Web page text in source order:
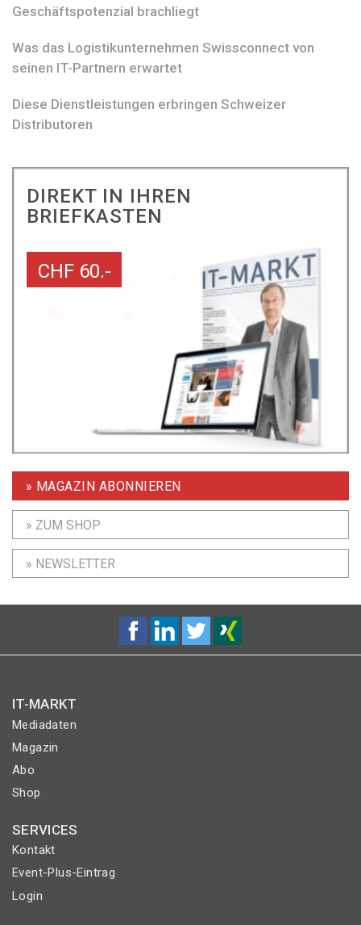
Geschäftspotenzial brachliegt
Was das Logistikunternehmen Swissconnect von
seinen IT-Partnern erwartet
Diese Dienstleistungen erbringen Schweizer
Distributoren
DIREKT IN IHREN
BRIEFKASTEN
CHF 60.-
» MAGAZIN ABONNIEREN
» ZUM SHOP
» NEWSLETTER
IT-MARKT
Mediadaten
Magazin
Abo
Shop
SERVICES
Kontakt
Event-Plus-Eintrag
Login